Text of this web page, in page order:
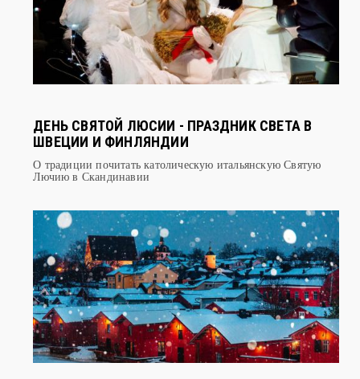
ДЕНЬ СВЯТОЙ ЛЮСИИ - ПРАЗДНИК СВЕТА В
ШВЕЦИИ И ФИНЛЯНДИИ
О традиции почитать католическую итальянскую Святую